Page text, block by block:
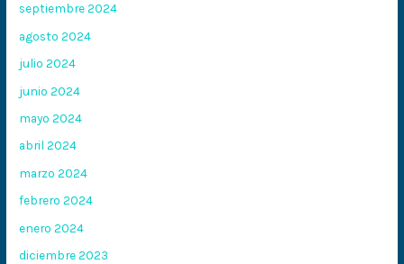
septiembre 2024
agosto 2024
julio 2024
junio 2024
mayo 2024
abril 2024
marzo 2024
febrero 2024
enero 2024
diciembre 2023